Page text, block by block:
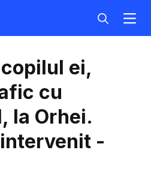
ei,
cu
la Orhei.
-